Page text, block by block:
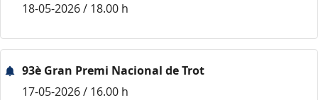
18-05-2026 / 18.00 h
93è Gran Premi Nacional de Trot
17-05-2026 / 16.00 h